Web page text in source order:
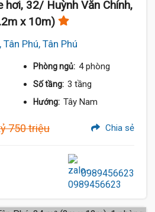
hơi, 32/ Huỳnh Văn Chính,
x 10m)
Phú, Tân Phú
Phòng ngủ: 4 phòng
Số tầng: 3 tầng
Hướng: Tây Nam
750 triệu Chia sẻ
0989456623